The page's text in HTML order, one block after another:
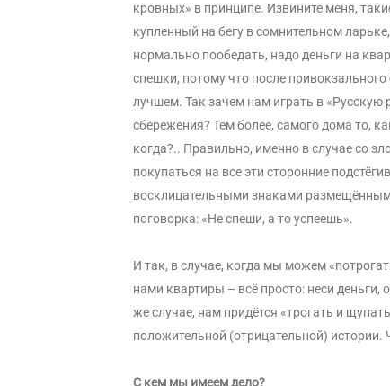
кровных» в принципе. Извините меня,
купленный на бегу в сомнительном
нормально пообедать, надо деньги на
спешки, потому что после
лучшем. Так зачем нам играть в «Русскую
сбережения? Тем более, самого дома то,
когда?.. Правильно, именно в случае со
покупаться на все эти сторонние
восклицательными знаками
поговорка: «Не спеши, а то успеешь».
И так, в случае, когда мы можем
нами квартиры – всё просто: неси
же случае, нам придётся «трогать и
положительной (отрицательной)
С кем мы имеем дело?